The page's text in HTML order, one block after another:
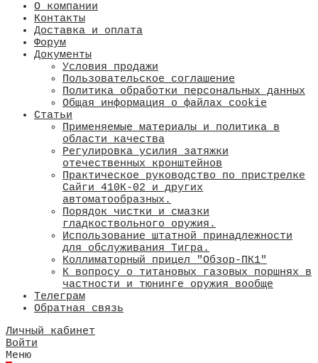
О компании
Контакты
Доставка и оплата
Форум
Документы
Условия продажи
Пользовательское соглашение
Политика обработки персональных данных
Общая информация о файлах cookie
Статьи
Применяемые материалы и политика в
области качества
​Регулировка усилия затяжки
отечественных кронштейнов
Практическое руководство по пристрелке
Сайги 410К-02 и других
автоматообразных.
Порядок чистки и смазки
гладкоствольного оружия.
Использование штатной принадлежности
для обслуживания Тигра.
Коллиматорный прицел "Обзор-ПК1"
К вопросу о титановых газовых поршнях в
частности и тюнинге оружия вообще
Телеграм
Обратная связь
Личный кабинет
Войти
Меню